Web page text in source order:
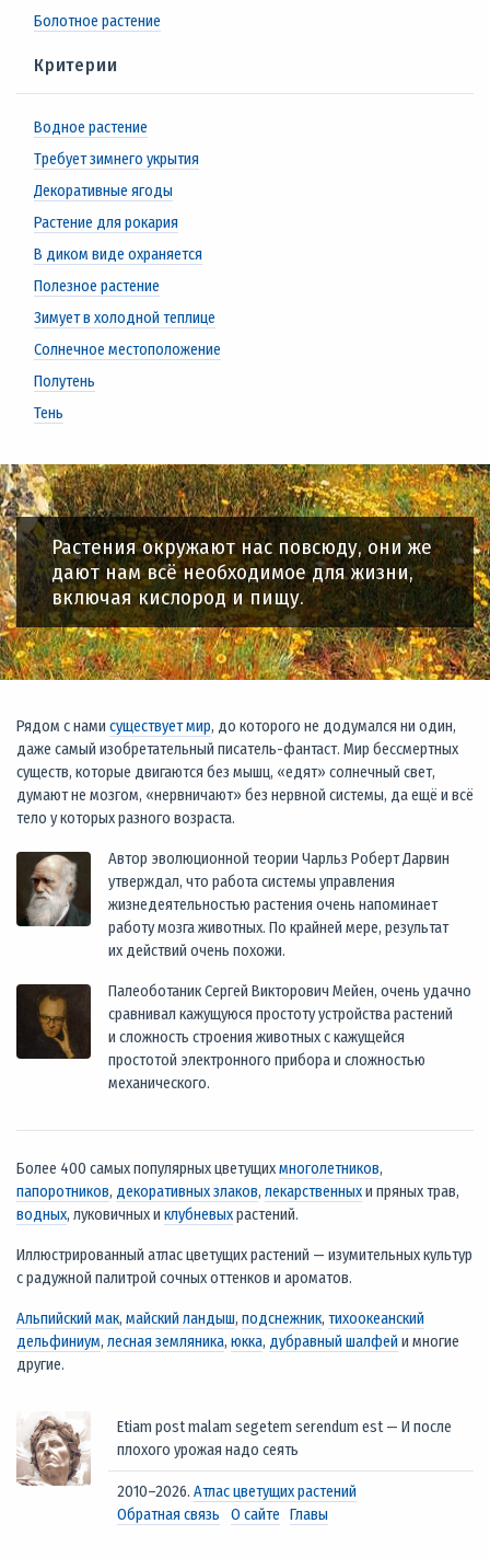
Болотное растение
Критерии
Водное растение
Требует зимнего укрытия
Декоративные ягоды
Растение для рокария
В диком виде охраняется
Полезное растение
Зимует в холодной теплице
Солнечное местоположение
Полутень
Тень
Растения окружают нас повсюду, они же
дают нам всё необходимое для жизни,
включая кислород и пищу.
Рядом с нами существует мир, до которого не додумался ни один,
даже самый изобретательный писатель-фантаст. Мир бессмертных
существ, которые двигаются без мышц, «едят» солнечный свет,
думают не мозгом, «нервничают» без нервной системы, да ещё и всё
тело у которых разного возраста.
Автор эволюционной теории Чарльз Роберт Дарвин
утверждал, что работа системы управления
жизнедеятельностью растения очень напоминает
работу мозга животных. По крайней мере, результат
их действий очень похожи.
Палеоботаник Сергей Викторович Мейен, очень удачно
сравнивал кажущуюся простоту устройства растений
и сложность строения животных с кажущейся
простотой электронного прибора и сложностью
механического.
Более 400 самых популярных цветущихмноголетников,
папоротников, декоративных злаков, лекарственныхи пряных трав,
водных, луковичных и клубневыхрастений.
Иллюстрированный атлас цветущих растений — изумительных культур
с радужной палитрой сочных оттенков и ароматов.
Альпийский мак, майский ландыш, подснежник, тихоокеанский
дельфиниум, лесная земляника, юкка, дубравный шалфей и многие
другие.
Etiam post malam segetem serendum est — И после
плохого урожая надо сеять
2010–2026. Атлас цветущих растений
Обратная связь
О сайте Главы